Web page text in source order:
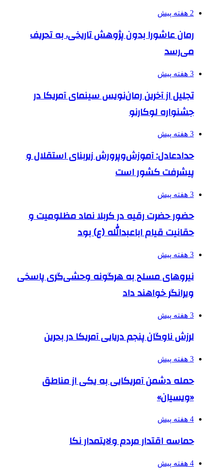
2 هفته پیش
رمان عاشورا بدون پژوهش تاریخی، به تحریف
می‌رسد
3 هفته پیش
تجلیل از آخرین رمان‌نویس سینمای آمریکا در
جشنواره لوکارنو
3 هفته پیش
حدادعادل: آموزش‌وپرورش زیربنای استقلال و
پیشرفت کشور است
3 هفته پیش
حضور حضرت رقیه در کربلا نماد مظلومیت و
حقانیت قیام اباعبدالله (ع) بود
3 هفته پیش
نیروهای مسلح به هرگونه وحشی‌گری پاسخی
ویرانگر خواهند داد
3 هفته پیش
لرزش ناوگان پنجم دریایی آمریکا در بحرین
3 هفته پیش
حمله دشمن آمریکایی به یکی از مناطق
«ویسیان»
4 هفته پیش
حماسه اقتدار مردم ولایتمدار نکا
4 هفته پیش